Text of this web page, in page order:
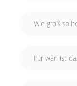
Wie groß
Für wen ist